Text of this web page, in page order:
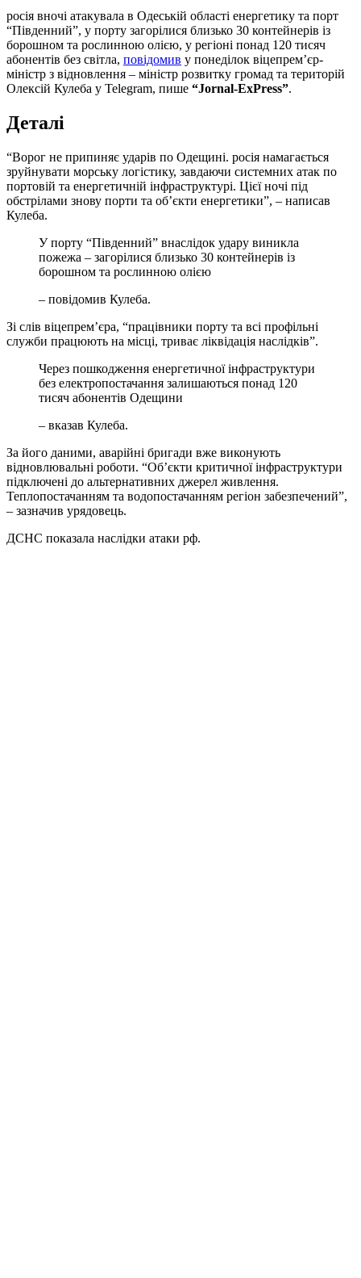
росія вночі атакувала в Одеській області енергетику та порт
“Південний”, у порту загорілися близько 30 контейнерів із
борошном та рослинною олією, у регіоні понад 120 тисяч
абонентів без світла, повідомив у понеділок віцепрем’єр-
міністр з відновлення – міністр розвитку громад та територій
Олексій Кулеба у Telegram, пише “Jornal-ExPress”.
Деталі
“Ворог не припиняє ударів по Одещині. росія намагається
зруйнувати морську логістику, завдаючи системних атак по
портовій та енергетичній інфраструктурі. Цієї ночі під
обстрілами знову порти та об’єкти енергетики”, – написав
Кулеба.
У порту “Південний” внаслідок удару виникла
пожежа – загорілися близько 30 контейнерів із
борошном та рослинною олією
– повідомив Кулеба.
Зі слів віцепрем’єра, “працівники порту та всі профільні
служби працюють на місці, триває ліквідація наслідків”.
Через пошкодження енергетичної інфраструктури
без електропостачання залишаються понад 120
тисяч абонентів Одещини
– вказав Кулеба.
За його даними, аварійні бригади вже виконують
відновлювальні роботи. “Об’єкти критичної інфраструктури
підключені до альтернативних джерел живлення.
Теплопостачанням та водопостачанням регіон забезпечений”,
– зазначив урядовець.
ДСНС показала наслідки атаки рф.